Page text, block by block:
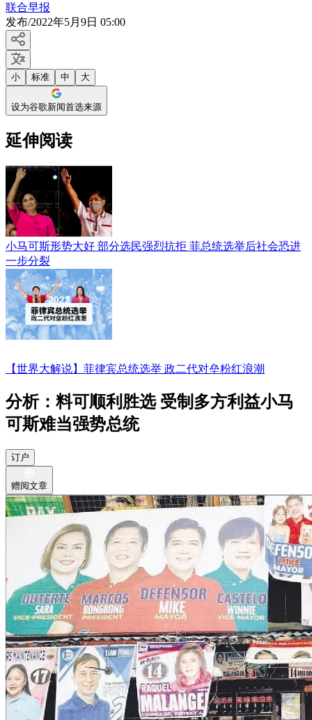
联合早报
发布/2022年5月9日 05:00
小 标准 中 大
设为谷歌新闻首选来源
延伸阅读
小马可斯形势大好 部分选民强烈抗拒 菲总统选举后社会恐进
一步分裂
【世界大解说】菲律宾总统选举 政二代对垒粉红浪潮
分析：料可顺利胜选 受制多方利益小马
可斯难当强势总统
订户
赠阅文章